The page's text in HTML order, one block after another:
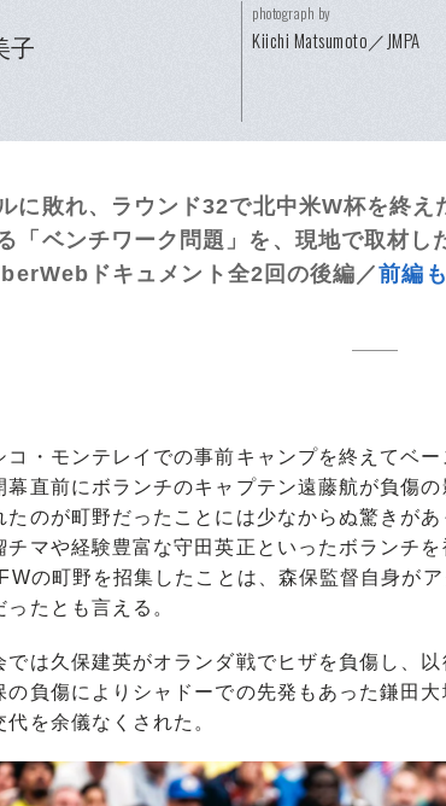
子
photograph by
Kiichi Matsumoto／JMPA
に敗れ、ラウンド32で北中米W杯を終え
「ベンチワーク問題」を、現地で取材し
ドキュメント全2 回の後編／前編
・モンテレイでの事前キャンプを終えてベー
幕直前にボランチのキャプテン遠藤航が負傷
たのが町野だったことには少なからぬ驚きが
チマや経験豊富な守田英正といったボランチ
の町野を招集したことは、森保監督自身が
ったとも言える。
は久保建英がオランダ戦でヒザを負傷し、
の負傷によりシャドーでの先発もあった鎌田
代を余儀なくされた。